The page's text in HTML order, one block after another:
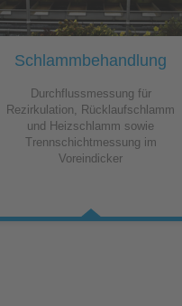
Schlammbehandlung
Durchflussmessung für
Rezirkulation, Rücklaufschlamm
und Heizschlamm sowie
Trennschichtmessung im
Voreindicker